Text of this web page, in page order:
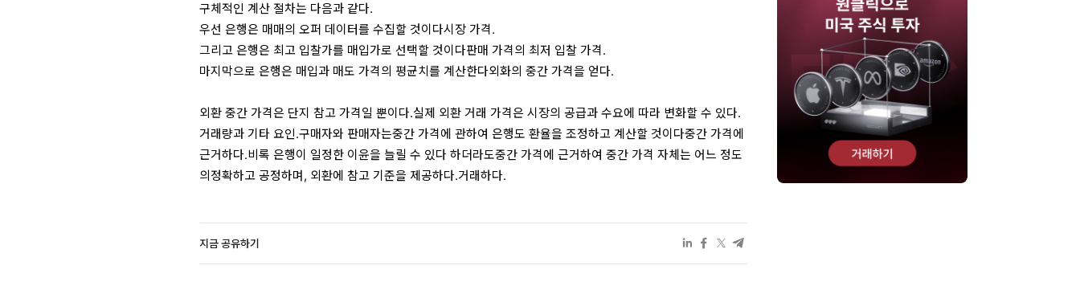
구체적인 계산 절차는 다음과 같다.
우선 은행은 매매의 오퍼 데이터를 수집할 것이다시장 가격.
그리고 은행은 최고 입찰가를 매입가로 선택할 것이다판매 가격의 최저 입찰 가격.
마지막으로 은행은 매입과 매도 가격의 평균치를 계산한다외화의 중간 가격을 얻다.
외환 중간 가격은 단지 참고 가격일 뿐이다.실제 외환 거래 가격은 시장의 공급과 수요에 따라 변화할 수 있다.
거래량과 기타 요인.구매자와 판매자는중간 가격에 관하여 은행도 환율을 조정하고 계산할 것이다중간 가격에
근거하다.비록 은행이 일정한 이윤을 늘릴 수 있다 하더라도중간 가격에 근거하여 중간 가격 자체는 어느 정도
의정확하고 공정하며, 외환에 참고 기준을 제공하다.거래하다.
지금 공유하기